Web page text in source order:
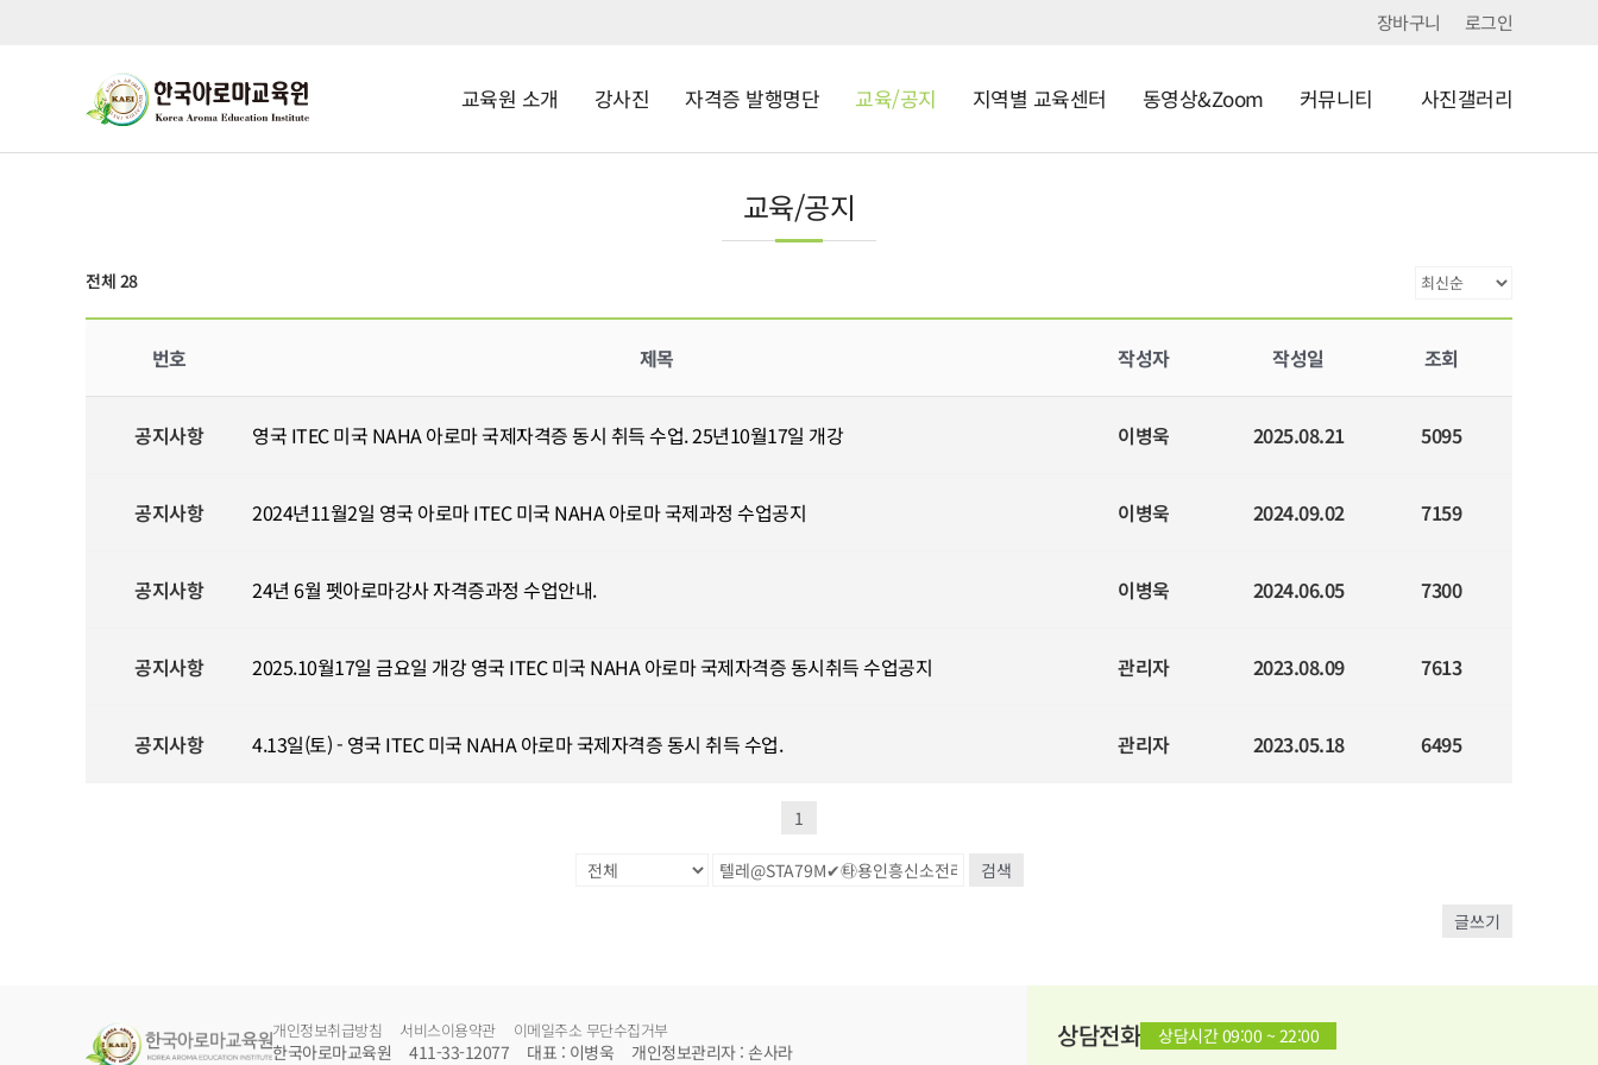
장바구니 로그인
교육원 소개 강사진 자격증 발행명단 교육/공지 지역별 교육센터 동영상&Zoom 커뮤니티 사진갤러리
교육/공지
전체 28
번호 제목 작성자 작성일 조회
공지사항 영국 ITEC 미국 NAHA 아로마 국제자격증 동시 취득 수업. 25년10월17일 개강 이병욱 2025.08.21 5095
공지사항 2024년11월2일 영국 아로마 ITEC 미국 NAHA 아로마 국제과정 수업공지 이병욱 2024.09.02 7159
공지사항 24년 6월 펫아로마강사 자격증과정 수업안내. 이병욱 2024.06.05 7300
공지사항 2025.10월17일 금요일 개강 영국 ITEC 미국 NAHA 아로마 국제자격증 동시취득 수업공지 관리자 2023.08.09 7613
공지사항 4.13일(토) - 영국 ITEC 미국 NAHA 아로마 국제자격증 동시 취득 수업. 관리자 2023.05.18 6495
1
검색
글쓰기
개인정보취급방침 서비스이용약관 이메일주소 무단수집거부
한국아로마교육원 411-33-12077 대표 : 이병욱 개인정보관리자 : 손사라 상담전화 상담시간 09:00 ~ 22:00